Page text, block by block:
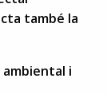
també la
ambiental i